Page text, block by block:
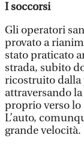
I soccorsi
Gli operatori
provato a
stato praticato
strada, subito
ricostruito dalla
attraversando
proprio verso lo
L’auto,
grande velocità.